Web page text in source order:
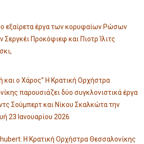
εξαίρετα έργα των κορυφαίων Ρώσων
Σεργκέι Προκόφιεφ και Πιοτρ Ίλιτς
και ο Χάρος” Η Κρατική Ορχήστρα
παρουσιάζει δύο συγκλονιστικά έργα
Σούμπερτ και Νίκου Σκαλκώτα την
23 Ιανουαρίου 2026
Η Κρατική Ορχήστρα Θεσσαλονίκης